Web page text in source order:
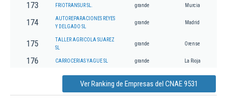
173 FRIOTRANSUR SL. grande Murcia
174
AUTOREPARACIONES REYES
Y DELGADO SL
grande Madrid
175
TALLER AGRICOLA SUAREZ
SL
grande Orense
176 CARROCERIAS YAGUE SL grande La Rioja
Ver Ranking de Empresas del CNAE 9531